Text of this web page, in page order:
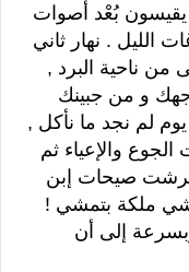
يقيسون بُعْد أصوات
الليل . نهار ثاني
من ناحية البرد ,
و من جبينك
لم نجد ما نأكل ,
والإعياء ثم
صيحات إبن
ملكة بتمشي !
إلى أن